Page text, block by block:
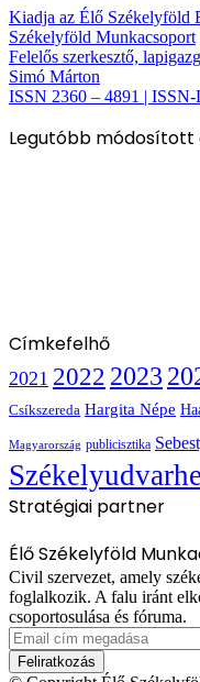
Kiadja az Élő Székelyföld
Székelyföld Munkacsoport
Felelős szerkesztő,
Simó Márton
ISSN 2360 – 4891 | ISSN-
Legutóbb módosított
Címkefelhő
2021 2022 2023
Csíkszereda Hargita Népe
Magyarország publicisztika
Stratégiai partner
Élő Székelyföld
Civil szervezet, amely
foglalkozik. A falu iránt
csoportosulása és fóruma.
Email
cím
megadása